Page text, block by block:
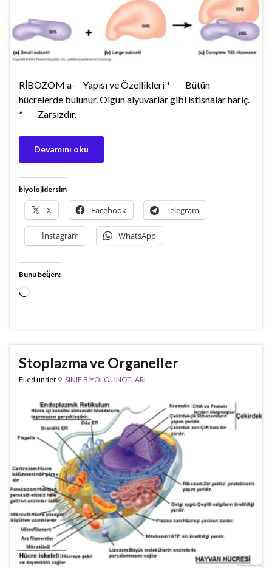
RİBOZOM a- Yapısı ve Özellikleri * Bütün
hücrelerde bulunur. Olgun alyuvarlar gibi istisnalar hariç.
* Zarsızdır.
Devamını oku
biyolojidersim
X Facebook Telegram
İnstagram WhatsApp
Bunu beğen:
Yükleniyor...
Stoplazma ve Organeller
Filed under 9. SINIF BİYOLOJİ NOTLARI